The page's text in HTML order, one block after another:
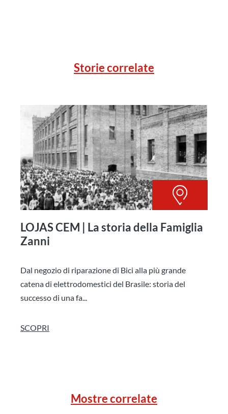
Storie correlate
LOJAS CEM | La storia della Famiglia
Zanni
Dal negozio di riparazione di Bici alla più grande
catena di elettrodomestici del Brasile: storia del
successo di una fa...
SCOPRI
Mostre correlate